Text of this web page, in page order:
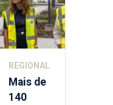
REGIONAL
Mais de
140